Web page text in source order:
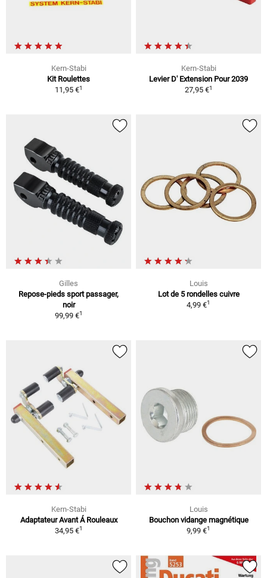
Kern-Stabi
Kit Roulettes
11,95 €1
Kern-Stabi
Levier D' Extension Pour 2039
27,95 €1
Gilles
Repose-pieds sport passager,
noir
99,99 €1
Louis
Lot de 5 rondelles cuivre
4,99 €1
Kern-Stabi
Adaptateur Avant Á Rouleaux
34,95 €1
Louis
Bouchon vidange magnétique
9,99 €1